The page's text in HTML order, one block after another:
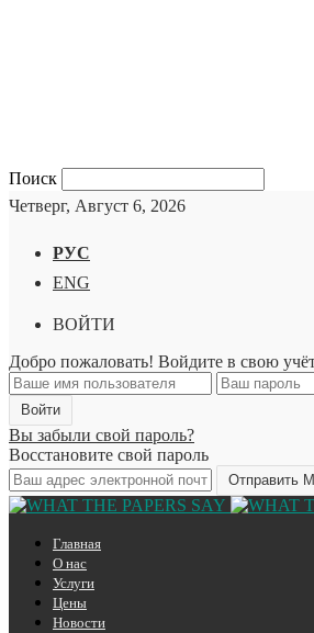
Поиск
Четверг, Август 6, 2026
РУС
ENG
ВОЙТИ
Добро пожаловать! Войдите в свою
Вы забыли свой пароль?
Восстановите свой пароль
Главная
О нас
Услуги
Цены
Новости